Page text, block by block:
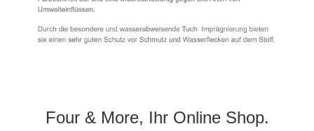
Four & More, Ihr Online Shop.